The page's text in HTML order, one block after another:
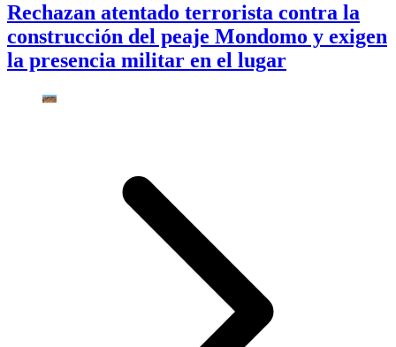
Rechazan atentado terrorista contra la
construcción del peaje Mondomo y exigen
la presencia militar en el lugar